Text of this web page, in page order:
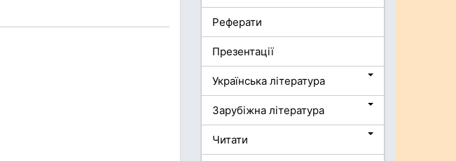
Реферати
Презентації
Українська література
Зарубіжна література
Читати